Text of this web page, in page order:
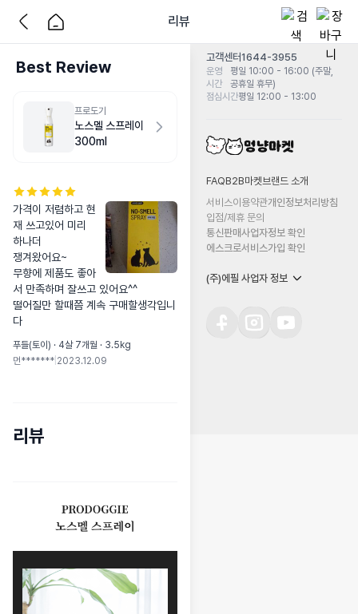
리뷰
Best Review
프로도기
노스멜 스프레이
300ml
가격이 저렴하고 현
재 쓰고있어 미리
하나더
쟁겨왔어요~
무향에 제품도 좋아
서 만족하며 잘쓰고 있어요^^
떨어질만 할때쯤 계속 구매할생각입니
다
푸들(토이) · 4살 7개월 · 3.5kg
먼******* 2023.12.09
리뷰
고객센터1644-3955
운영
시간
평일 10:00 - 16:00 (주말,
공휴일 휴무)
점심시간평일 12:00 - 13:00
FAQB2B마켓 브랜드 소개
서비스이용약관개인정보처리방침
입점/제휴 문의
통신판매사업자정보 확인
에스크로서비스가입 확인
(주)에필 사업자 정보